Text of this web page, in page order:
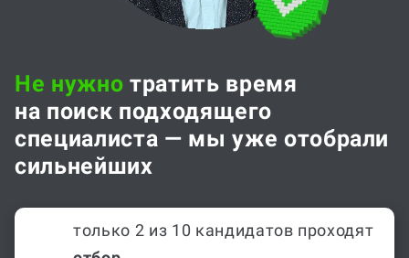
Не нужно тратить время
на поиск подходящего
специалиста — мы уже отобрали
сильнейших
только 2 из 10 кандидатов проходят